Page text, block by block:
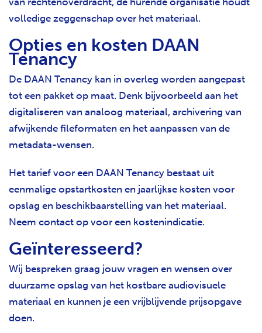
volledige zeggenschap over het materiaal.
Opties en kosten DAAN
Tenancy
De DAAN Tenancy kan in overleg worden aangepast
tot een pakket op maat. Denk bijvoorbeeld aan het
digitaliseren van analoog materiaal, archivering van
afwijkende fileformaten en het aanpassen van de
metadata-wensen.
Het tarief voor een DAAN Tenancy bestaat uit
eenmalige opstartkosten en jaarlijkse kosten voor
opslag en beschikbaarstelling van het materiaal.
Neem contact op voor een kostenindicatie.
Geïnteresseerd?
Wij bespreken graag jouw vragen en wensen over
duurzame opslag van het kostbare audiovisuele
materiaal en kunnen je een vrijblijvende prijsopgave
doen.